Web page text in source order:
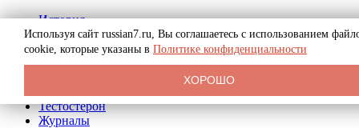
История
Биография
Криминал
Реклама на сайте
Тестостерон
Журналы
Используя сайт russian7.ru, Вы соглашаетесь с использованием
cookie, которые указаны в Политике конфиденциальности
ХОРОШО